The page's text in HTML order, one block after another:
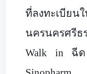
ที่ลงทะเบียน
นครนครศรีธ
Walk in ฉีด